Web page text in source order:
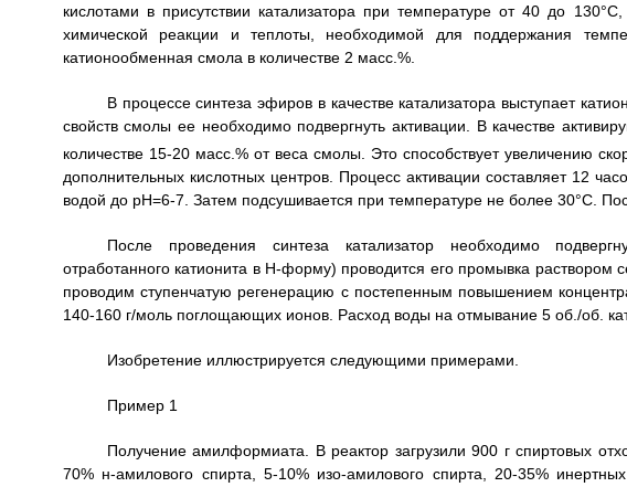
кислотами в присутствии катализатора при температуре от 40 до
химической реакции и теплоты, необходимой для поддержания
катионообменная смола в количестве 2 масс.%.
В процессе синтеза эфиров в качестве катализатора выступает
свойств смолы ее необходимо подвергнуть активации. В качестве
количестве 15-20 масс.% от веса смолы. Это способствует увеличению
дополнительных кислотных центров. Процесс активации составляет 12
водой до рН=6-7. Затем подсушивается при температуре не более 30°С.
После проведения синтеза катализатор необходимо
отработанного катионита в Н-форму) проводится его промывка раствором
проводим ступенчатую регенерацию с постепенным повышением
140-160 г/моль поглощающих ионов. Расход воды на отмывание 5 об./об.
Изобретение иллюстрируется следующими примерами.
Пример 1
Получение амилформиата. В реактор загрузили 900 г спиртовых
70% н-амилового спирта, 5-10% изо-амилового спирта, 20-35%